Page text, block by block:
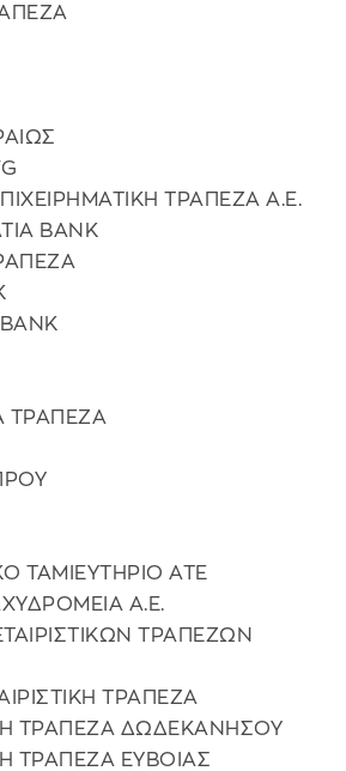
ΤΡΑΠΕΖΑ Α.Ε.
BANK
ΤΡΑΠΕΖΑ
ΤΑΜΙΕΥΤΗΡΙΟ ΑΤΕ
Α.Ε.
ΤΡΑΠΕΖΩΝ
ΤΡΑΠΕΖΑ
ΤΡΑΠΕΖΑ ΔΩΔΕΚΑΝΗΣΟΥ
ΤΡΑΠΕΖΑ ΕΥΒΟΙΑΣ